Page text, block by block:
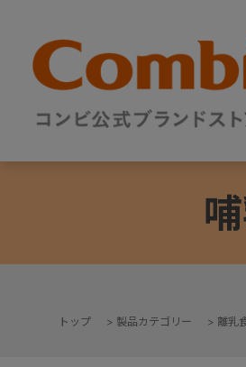
トップ > 製品カテゴリー > 離乳